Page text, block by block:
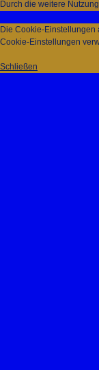
Durch die weitere
Die Cookie-Einstellungen
Cookie-Einstellungen
Schließen